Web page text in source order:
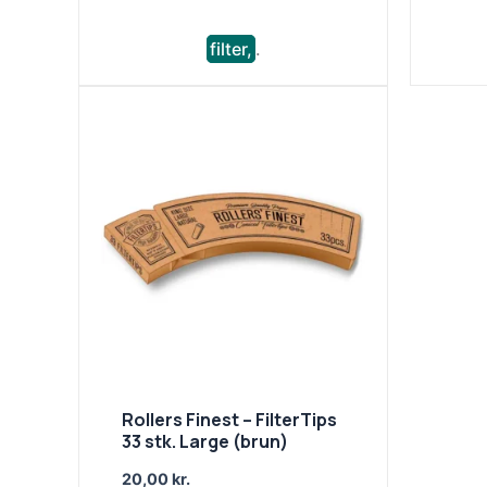
filter, .
Rollers Finest – FilterTips
33 stk. Large (brun)
20,00kr.